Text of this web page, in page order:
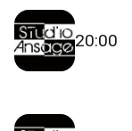
20:00